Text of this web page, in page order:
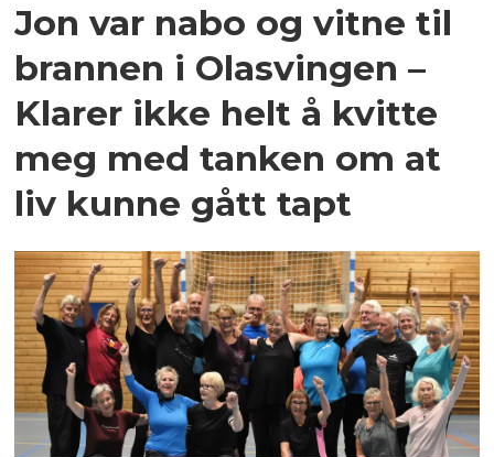
Jon var nabo og vitne til
brannen i Olasvingen –
Klarer ikke helt å kvitte
meg med tanken om at
liv kunne gått tapt